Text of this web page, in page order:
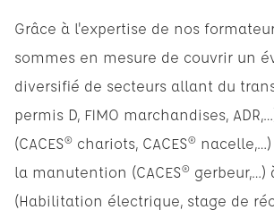
Grâce à l'expertise de nos
sommes en mesure de couvrir un
diversifié de secteurs allant du
permis D, FIMO marchandises,
(CACES® chariots, CACES®
la manutention (CACES® gerbeur,…)
(Habilitation électrique, stage de